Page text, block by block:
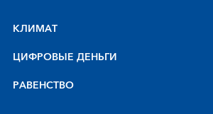
КЛИМАТ
ЦИФРОВЫЕ ДЕНЬГИ
РАВЕНСТВО